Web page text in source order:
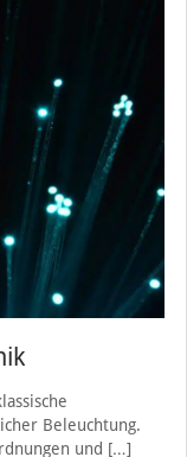
Beleuchtung.
und […]